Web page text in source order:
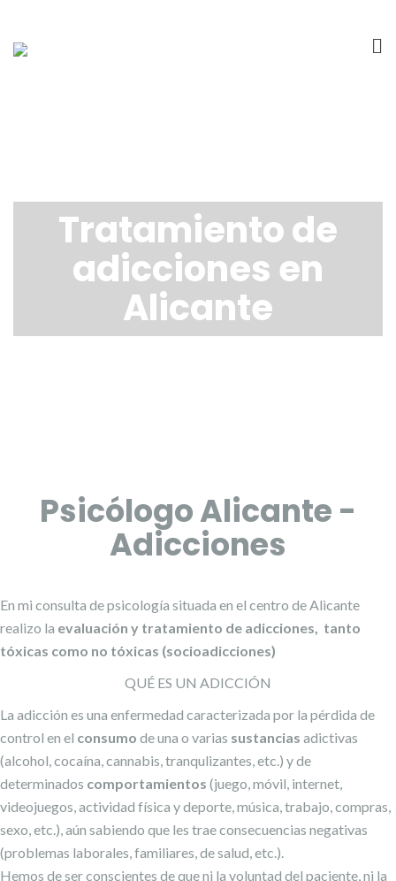
Tratamiento de
adicciones en
Alicante
Psicólogo Alicante -
Adicciones
En mi consulta de psicología situada en el centro de Alicante
realizo la evaluación y tratamiento de adicciones, tanto
tóxicas como no tóxicas (socioadicciones)
QUÉ ES UN ADICCIÓN
La adicción es una enfermedad caracterizada por la pérdida de
control en el consumo de una o varias sustancias adictivas
(alcohol, cocaína, cannabis, tranqulizantes, etc.) y de
determinados comportamientos (juego, móvil, internet,
videojuegos, actividad física y deporte, música, trabajo, compras,
sexo, etc.), aún sabiendo que les trae consecuencias negativas
(problemas laborales, familiares, de salud, etc.).
Hemos de ser conscientes de que ni la voluntad del paciente, ni la